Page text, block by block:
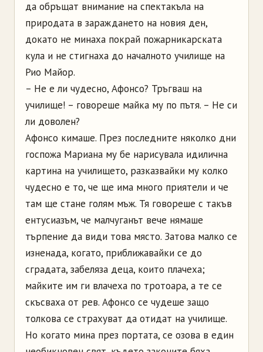
да обръщат внимание на спектакъла на
природата в зараждането на новия ден,
докато не минаха покрай пожарникарската
кула и не стигнаха до началното училище на
Рио Майор.
– Не е ли чудесно, Афонсо? Тръгваш на
училище! – говореше майка му по пътя. – Не си
ли доволен?
Афонсо кимаше. През последните няколко дни
госпожа Мариана му бе нарисувала идилична
картина на училището, разказвайки му колко
чудесно е то, че ще има много приятели и че
там ще стане голям мъж. Тя говореше с такъв
ентусиазъм, че малчуганът вече нямаше
търпение да види това място. Затова малко се
изненада, когато, приближавайки се до
сградата, забеляза деца, които плачеха;
майките им ги влачеха по тротоара, а те се
скъсваха от рев. Афонсо се чудеше защо
толкова се страхуват да отидат на училище.
Но когато мина през портата, се озова в един